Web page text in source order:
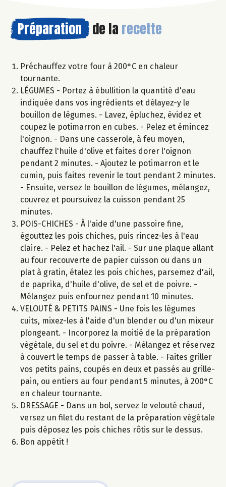
Préparation de la recette
Préchauffez votre four à 200°C en chaleur
tournante.
LÉGUMES - Portez à ébullition la quantité d'eau
indiquée dans vos ingrédients et délayez-y le
bouillon de légumes. - Lavez, épluchez, évidez et
coupez le potimarron en cubes. - Pelez et émincez
l'oignon. - Dans une casserole, à feu moyen,
chauffez l'huile d'olive et faites dorer l'oignon
pendant 2 minutes. - Ajoutez le potimarron et le
cumin, puis faites revenir le tout pendant 2 minutes.
- Ensuite, versez le bouillon de légumes, mélangez,
couvrez et poursuivez la cuisson pendant 25
minutes.
POIS-CHICHES - À l'aide d'une passoire fine,
égouttez les pois chiches, puis rincez-les à l'eau
claire. - Pelez et hachez l'ail. - Sur une plaque allant
au four recouverte de papier cuisson ou dans un
plat à gratin, étalez les pois chiches, parsemez d'ail,
de paprika, d'huile d'olive, de sel et de poivre. -
Mélangez puis enfournez pendant 10 minutes.
VELOUTÉ & PETITS PAINS - Une fois les légumes
cuits, mixez-les à l'aide d'un blender ou d'un mixeur
plongeant. - Incorporez la moitié de la préparation
végétale, du sel et du poivre. - Mélangez et réservez
à couvert le temps de passer à table. - Faites griller
vos petits pains, coupés en deux et passés au grille-
pain, ou entiers au four pendant 5 minutes, à 200°C
en chaleur tournante.
DRESSAGE - Dans un bol, servez le velouté chaud,
versez un filet du restant de la préparation végétale
puis déposez les pois chiches rôtis sur le dessus.
Bon appétit !